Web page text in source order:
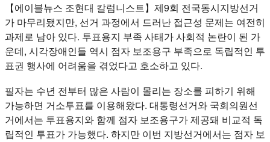
【에이블뉴스 조현대 칼럼니스트】제9회 전국동시지방선거
가 마무리됐지만, 선거 과정에서 드러난 접근성 문제는 여전히
과제로 남아 있다. 투표용지 부족 사태가 사회적 논란이 된 가
운데, 시각장애인들 역시 점자 보조용구 부족으로 독립적인 투
표권 행사에 어려움을 겪었다고 호소하고 있다.
필자는 수년 전부터 많은 사람이 몰리는 장소를 피하기 위해
가능하면 거소투표를 이용해왔다. 대통령선거와 국회의원선
거에서는 투표용지와 함께 점자 보조용구가 제공돼 비교적 독
립적인 투표가 가능했다. 하지만 이번 지방선거에서는 점자 보